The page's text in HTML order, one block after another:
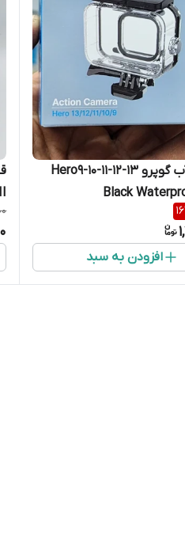
قاب ضدآب گوپرو Hero9-10-11-12-13
Black
16
افزودن به سبد